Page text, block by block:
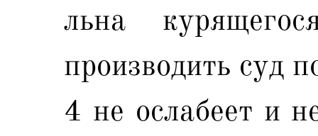
льна
производить суд
4 не ослабеет и